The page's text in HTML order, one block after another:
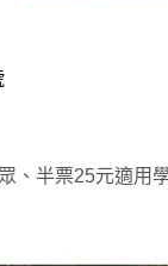
、半票25元適用